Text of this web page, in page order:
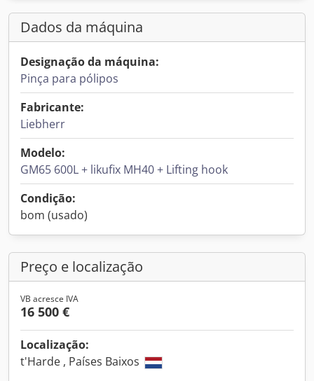
Dados da máquina
Designação da máquina:
Pinça para pólipos
Fabricante:
Liebherr
Modelo:
GM65 600L + likufix MH40 + Lifting hook
Condição:
bom (usado)
Preço e localização
VB acresce IVA
16 500 €
Localização:
t'Harde , Países Baixos